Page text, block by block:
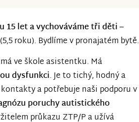
15 let a vychováváme tři děti–
roku). Bydlíme v pronajatém bytě.
ve škole asistentku. Má
dysfunkci. Je to tichý, hodný a
a potřebuje naši podporu v
poruchy autistického
průkazu ZTP/P a užívá